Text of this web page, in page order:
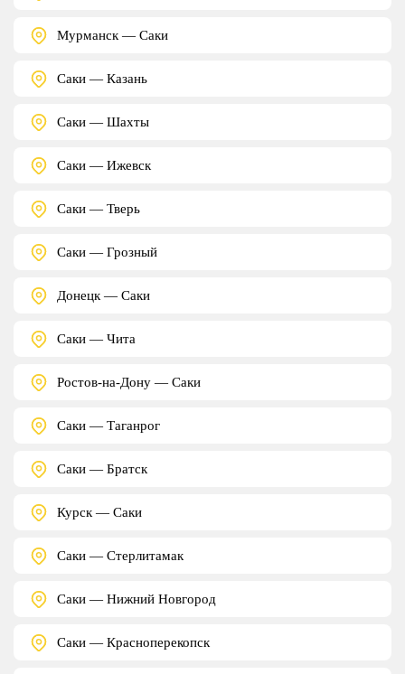
Мурманск — Саки
Саки — Казань
Саки — Шахты
Саки — Ижевск
Саки — Тверь
Саки — Грозный
Донецк — Саки
Саки — Чита
Ростов-на-Дону — Саки
Саки — Таганрог
Саки — Братск
Курск — Саки
Саки — Стерлитамак
Саки — Нижний Новгород
Саки — Красноперекопск